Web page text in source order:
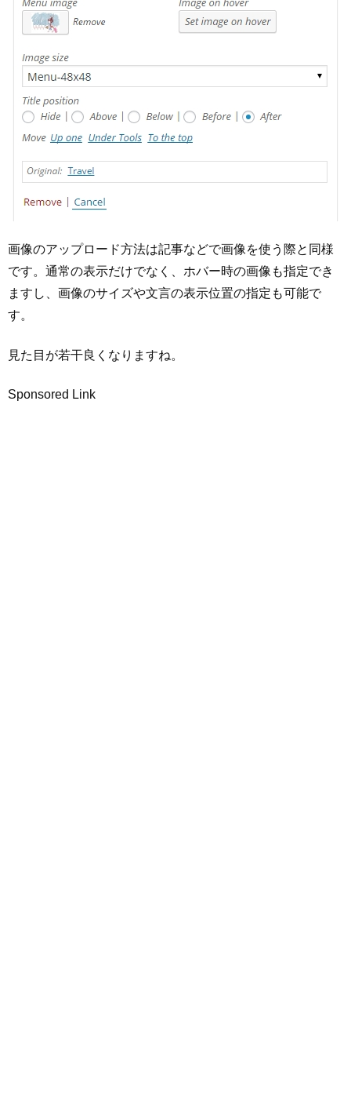
画像のアップロード方法は記事などで画像を使う際と同様
です。通常の表示だけでなく、ホバー時の画像も指定でき
ますし、画像のサイズや文言の表示位置の指定も可能で
す。
見た目が若干良くなりますね。
Sponsored Link